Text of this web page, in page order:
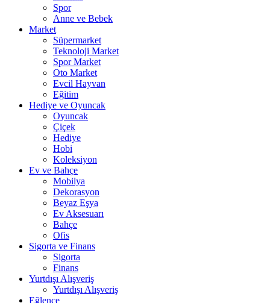
Spor
Anne ve Bebek
Market
Süpermarket
Teknoloji Market
Spor Market
Oto Market
Evcil Hayvan
Eğitim
Hediye ve Oyuncak
Oyuncak
Çiçek
Hediye
Hobi
Koleksiyon
Ev ve Bahçe
Mobilya
Dekorasyon
Beyaz Eşya
Ev Aksesuarı
Bahçe
Ofis
Sigorta ve Finans
Sigorta
Finans
Yurtdışı Alışveriş
Yurtdışı Alışveriş
Eğlence